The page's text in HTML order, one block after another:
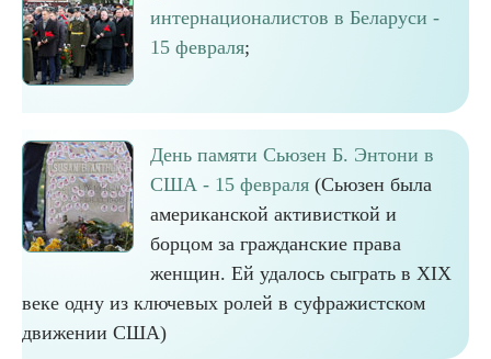
интернационалистов в Беларуси -
15 февраля;
День памяти Сьюзен Б. Энтони в
США - 15 февраля (Сьюзен была
американской активисткой и
борцом за гражданские права
женщин. Ей удалось сыграть в XIX
веке одну из ключевых ролей в суфражистском
движении США)